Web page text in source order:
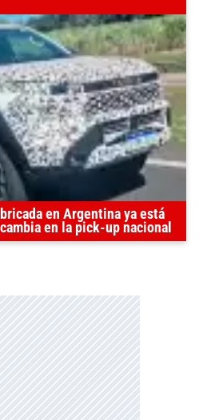
en Argentina ya está
en la pick-up nacional